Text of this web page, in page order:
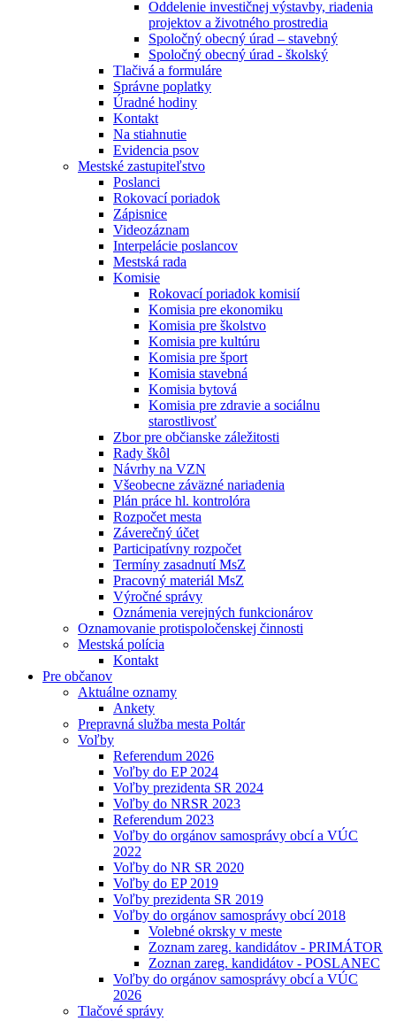
Oddelenie investičnej výstavby, riadenia
projektov a životného prostredia
Spoločný obecný úrad – stavebný
Spoločný obecný úrad - školský
Tlačivá a formuláre
Správne poplatky
Úradné hodiny
Kontakt
Na stiahnutie
Evidencia psov
Mestské zastupiteľstvo
Poslanci
Rokovací poriadok
Zápisnice
Videozáznam
Interpelácie poslancov
Mestská rada
Komisie
Rokovací poriadok komisií
Komisia pre ekonomiku
Komisia pre školstvo
Komisia pre kultúru
Komisia pre šport
Komisia stavebná
Komisia bytová
Komisia pre zdravie a sociálnu
starostlivosť
Zbor pre občianske záležitosti
Rady škôl
Návrhy na VZN
Všeobecne záväzné nariadenia
Plán práce hl. kontrolóra
Rozpočet mesta
Záverečný účet
Participatívny rozpočet
Termíny zasadnutí MsZ
Pracovný materiál MsZ
Výročné správy
Oznámenia verejných funkcionárov
Oznamovanie protispoločenskej činnosti
Mestská polícia
Kontakt
Pre občanov
Aktuálne oznamy
Ankety
Prepravná služba mesta Poltár
Voľby
Referendum 2026
Voľby do EP 2024
Voľby prezidenta SR 2024
Voľby do NRSR 2023
Referendum 2023
Voľby do orgánov samosprávy obcí a VÚC
2022
Voľby do NR SR 2020
Voľby do EP 2019
Voľby prezidenta SR 2019
Voľby do orgánov samosprávy obcí 2018
Volebné okrsky v meste
Zoznam zareg. kandidátov - PRIMÁTOR
Zoznan zareg. kandidátov - POSLANEC
Voľby do orgánov samosprávy obcí a VÚC
2026
Tlačové správy